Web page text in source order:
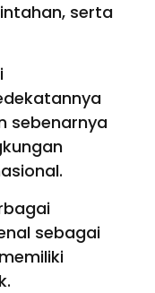
serta
sebenarnya
sebagai